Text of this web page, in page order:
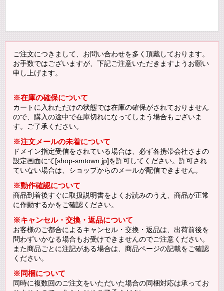
ご注文につきまして、お問い合わせを多く頂戴しております。
お手数ではございますが、下記ご注意いただきますようお願い
申し上げます。
※在庫の確保について
カートに入れただけの状態では在庫の確保がされておりません
ので、購入の途中で在庫切れになってしまう場合もございま
す。ご了承ください。
※注文メールの未着について
ドメイン指定受信をされている場合は、必ず各携帯会社さまの
設定画面にて[shop-smtown.jp]を許可してください。許可され
ていない場合は、ショップからのメールが配信できません。
※動作確認について
商品到着後すぐに取扱説明書をよくお読みのうえ、商品が正常
に作動するかをご確認ください。
※キャンセル・交換・返品について
お客様のご都合によるキャンセル・交換・返品は、出荷前後を
問わずいかなる場合もお受けできませんのでご注意ください。
また商品ごとに注記がある場合は、商品ページの記載をご確認
ください。
※同梱について
同時に複数回のご注文をいただいた場合の同梱対応は承ってお